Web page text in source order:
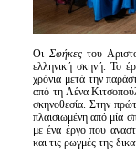
Οι Σφήκεςτου
ελληνική σκηνή. Το
χρόνια μετά την
από τη Λένα
σκηνοθεσία. Στην
πλαισιωμένη από μία
με ένα έργο που
και τις ρωγμές της